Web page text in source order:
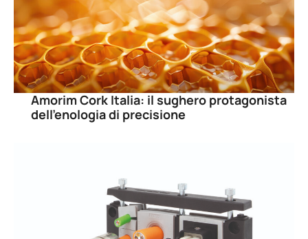
Amorim Cork Italia: il sughero protagonista
dell’enologia di precisione